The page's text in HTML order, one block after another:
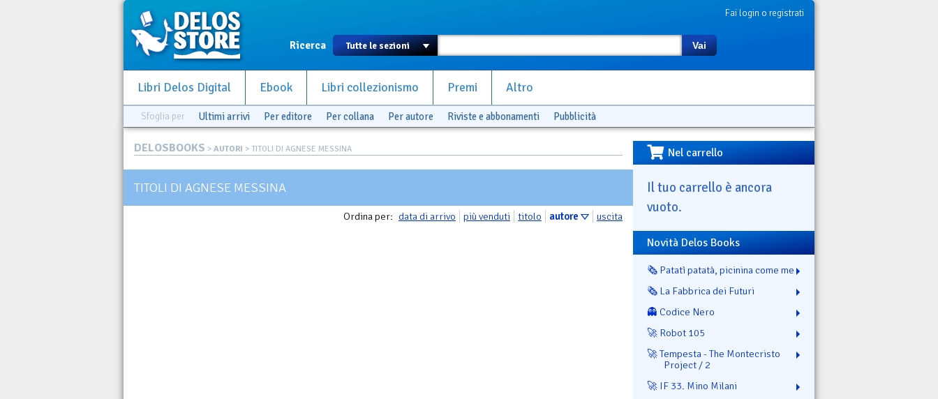
Fai login o registrati
Ricerca Vai
Libri Delos Digital Ebook Libri collezionismo Premi Altro
Sfoglia per Ultimi arrivi Per editore Per collana Per autore Riviste e abbonamenti Pubblicità
DELOSBOOKS > AUTORI > TITOLI DI AGNESE MESSINA
TITOLI DI AGNESE MESSINA
Ordina per: data di arrivo più venduti titolo autore uscita
Nel carrello
Il tuo carrello è ancora
vuoto.
Novità Delos Books
🗞️ Patatì patatà, picinina come me
🗞️ La Fabbrica dei Futuri
👻 Codice Nero
🚀 Robot 105
🚀 Tempesta - The Montecristo
Project / 2
🚀 IF 33. Mino Milani